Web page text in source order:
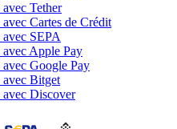
Tether
Cartes de Crédit
SEPA
avec Apple Pay
avec Google Pay
avec Bitget
avec Discover